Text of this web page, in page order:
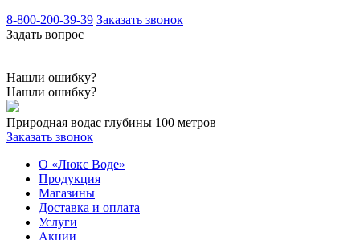
8-800-200-39-39 Заказать звонок
Задать вопрос
Нашли ошибку?
Нашли ошибку?
Природная водас глубины 100 метров
Заказать звонок
О «Люкс Воде»
Продукция
Магазины
Доставка и оплата
Услуги
Акции